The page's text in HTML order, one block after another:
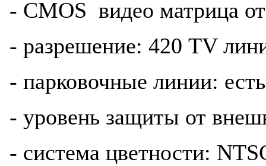
- CMOS видео матрица
- разрешение: 420 TV
- парковочные линии: есть
- уровень защиты от
- система цветности: